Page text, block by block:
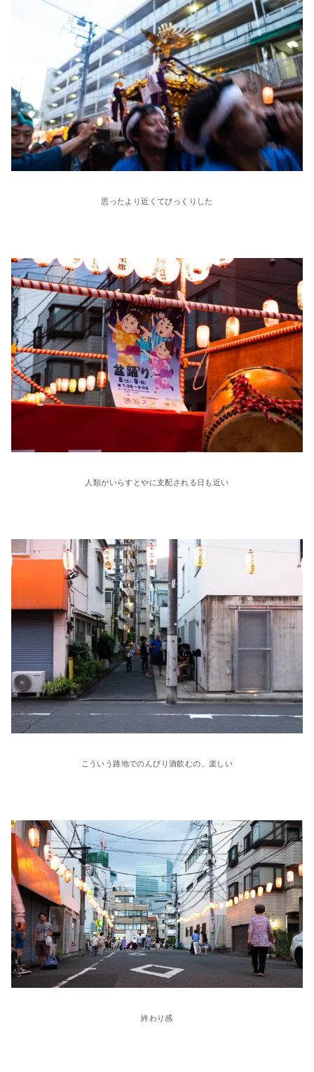
思ったより近くてびっくりした
人類がいらすとやに支配される日も近い
こういう路地でのんびり酒飲むの、楽しい
終わり感